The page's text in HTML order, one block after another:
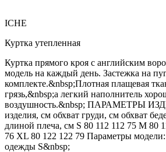
ICHE
Куртка утепленная
Куртка прямого кроя с английским
модель на каждый день. Застежка на
комплекте.&nbsp;Плотная плащевая
грязь,&nbsp;а легкий наполнитель
воздушность.&nbsp; ПАРАМЕТРЫ
изделия, см обхват груди, см обхват
длиной плеча, см S 80 112 112 75 M 80
76 XL 80 122 122 79 Параметры
одежды S&nbsp;